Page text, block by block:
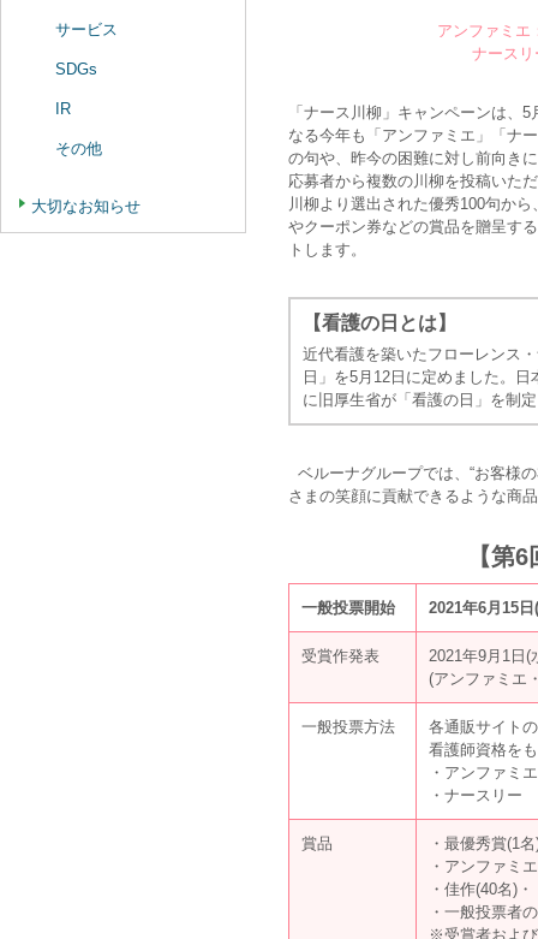
アンファミエ
ナース
「ナース川柳」キャンペーンは、
なる今年も「アンファミエ」「ナ
の句や、昨今の困難に対し前向き
応募者から複数の川柳を投稿いた
川柳より選出された優秀100句か
やクーポン券などの賞品を贈呈す
トします。
【看護の日とは】
近代看護を築いたフローレンス
日」を5月12日に定めました。
に旧厚生省が「看護の日」を制
ベルーナグループでは、“お客様
さまの笑顔に貢献できるような商
【第
一般投票開始 2021年6月15
受賞作発表
2021年9月1日(
(アンファミエ
一般投票方法
各通販サイト
看護師資格を
・アンファミ
・ナースリー
賞品
・最優秀賞(1
・アンファミ
・佳作(40名)
・一般投票者
※受賞者およ
サービス
SDGs
IR
その他
大切なお知らせ